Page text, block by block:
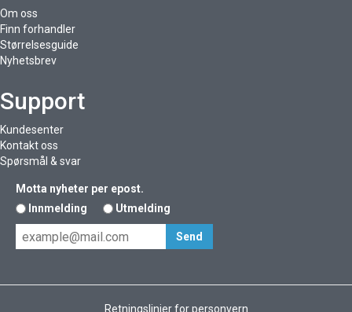
Om oss
Finn forhandler
Størrelsesguide
Nyhetsbrev
Support
Kundesenter
Kontakt oss
Spørsmål & svar
Motta nyheter per epost.
Innmelding
Utmelding
Retningslinjer for personvern